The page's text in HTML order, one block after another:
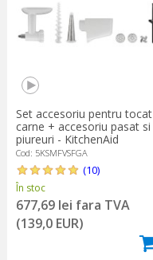
Set accesoriu pentru tocat
carne + accesoriu pasat si
piureuri - KitchenAid
Cod: 5KSMFVSFGA
(10)
În stoc
677,69 lei fara TVA
(139,0 EUR)